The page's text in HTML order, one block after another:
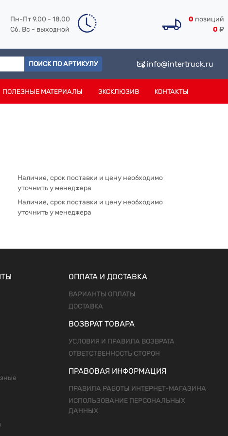
Пн-Пт 9.00 - 18.00
Сб, Вс - выходной
0 позиций
0 ₽
ПОИСК ПО АРТИКУЛУ info@intertruck.ru
ПОЛЕЗНЫЕ МАТЕРИАЛЫ ЭКСКЛЮЗИВ КОНТАКТЫ
Наличие, срок поставки и цену необходимо
уточнить у менеджера
Наличие, срок поставки и цену необходимо
уточнить у менеджера
ОПЛАТА И ДОСТАВКА
ВАРИАНТЫ ОПЛАТЫ
ДОСТАВКА
ВОЗВРАТ ТОВАРА
УСЛОВИЯ И ПРАВИЛА ВОЗВРАТА
ОТВЕТСТВЕННОСТЬ СТОРОН
ПРАВОВАЯ ИНФОРМАЦИЯ
ПРАВИЛА РАБОТЫ ИНТЕРНЕТ-МАГАЗИНА
ИСПОЛЬЗОВАНИЕ ПЕРСОНАЛЬНЫХ
ДАННЫХ